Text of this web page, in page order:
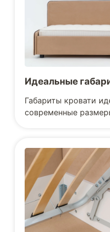
Идеальные
Габариты кровати
современные